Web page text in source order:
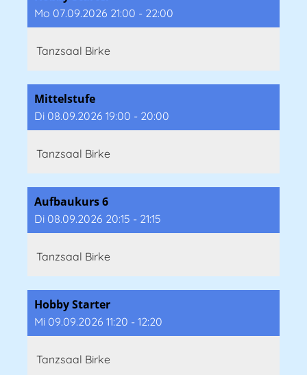
Mo 07.09.2026 21:00 - 22:00
Tanzsaal Birke
Mittelstufe
Di 08.09.2026 19:00 - 20:00
Tanzsaal Birke
Aufbaukurs 6
Di 08.09.2026 20:15 - 21:15
Tanzsaal Birke
Hobby Starter
Mi 09.09.2026 11:20 - 12:20
Tanzsaal Birke